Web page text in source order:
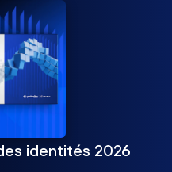
identités 2026